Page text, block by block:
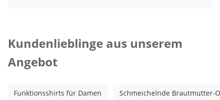
Kundenlieblinge aus unserem
Angebot
Funktionsshirts für Damen Schmeichelnde Brautmutter-